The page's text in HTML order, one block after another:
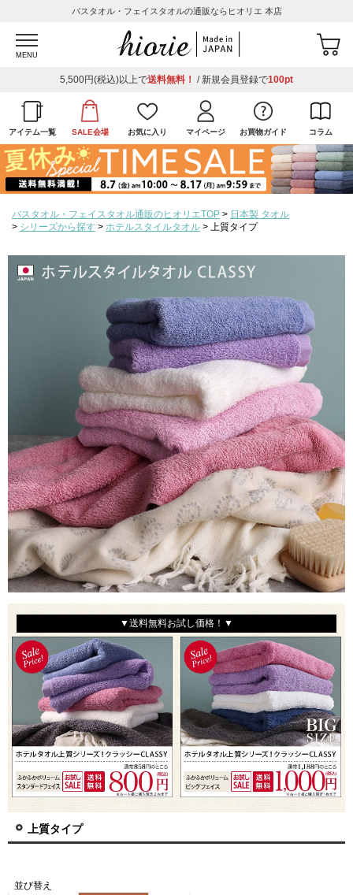
バスタオル・フェイスタオルの通販ならヒオリエ 本店
MENU
5,500円(税込)以上で送料無料！ / 新規会員登録で100pt
アイテム一覧 SALE会場 お気に入り マイページ お買物ガイド コラム
バスタオル・フェイスタオル通販のヒオリエTOP
日本製 タオル
シリーズから探す
ホテルスタイルタオル 上質タイプ
▼送料無料お試し価格！▼
上質タイプ
並び替え